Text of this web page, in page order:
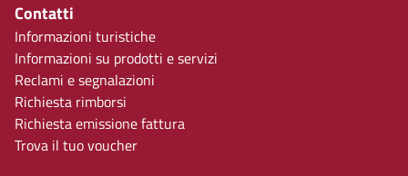
Contatti
Informazioni turistiche
Informazioni su prodotti e servizi
Reclami e segnalazioni
Richiesta rimborsi
Richiesta emissione fattura
Trova il tuo voucher